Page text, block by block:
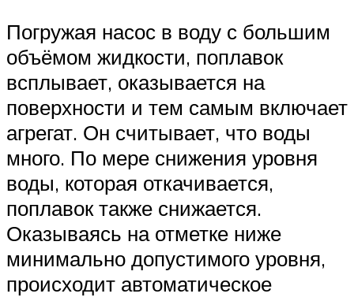
Погружая насос в воду с большим
объёмом жидкости, поплавок
всплывает, оказывается на
поверхности и тем самым включает
агрегат. Он считывает, что воды
много. По мере снижения уровня
воды, которая откачивается,
поплавок также снижается.
Оказываясь на отметке ниже
минимально допустимого уровня,
происходит автоматическое